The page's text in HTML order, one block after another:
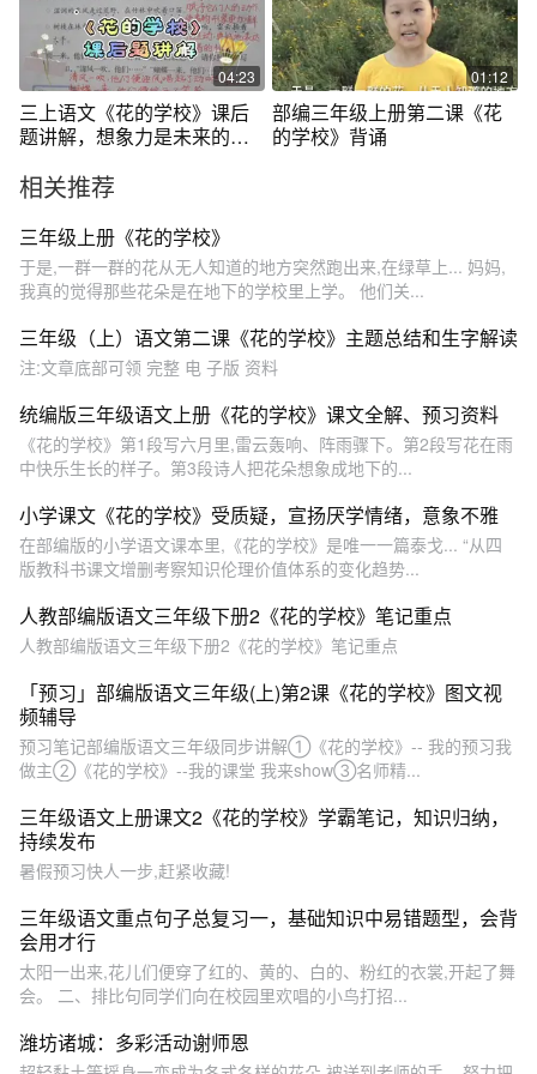
04:23
三上语文《花的学校》课后
题讲解，想象力是未来的核
01:12
部编三年级上册第二课《花
的学校》背诵
相关推荐
三年级上册《花的学校》
于是,一群一群的花从无人知道的地方突然跑出来,在绿草上... 妈妈,
我真的觉得那些花朵是在地下的学校里上学。 他们关...
三年级（上）语文第二课《花的学校》主题总结和生字解读
注:文章底部可领 完整 电 子版 资料
统编版三年级语文上册《花的学校》课文全解、预习资料
《花的学校》第1段写六月里,雷云轰响、阵雨骤下。第2段写花在雨
中快乐生长的样子。第3段诗人把花朵想象成地下的...
小学课文《花的学校》受质疑，宣扬厌学情绪，意象不雅
在部编版的小学语文课本里,《花的学校》是唯一一篇泰戈... “从四
版教科书课文增删考察知识伦理价值体系的变化趋势...
人教部编版语文三年级下册2《花的学校》笔记重点
人教部编版语文三年级下册2《花的学校》笔记重点
「预习」部编版语文三年级(上)第2课《花的学校》图文视
频辅导
预习笔记部编版语文三年级同步讲解①《花的学校》-- 我的预习我
做主②《花的学校》--我的课堂 我来show③名师精...
三年级语文上册课文2《花的学校》学霸笔记，知识归纳，
持续发布
暑假预习快人一步,赶紧收藏!
三年级语文重点句子总复习一，基础知识中易错题型，会背
会用才行
太阳一出来,花儿们便穿了红的、黄的、白的、粉红的衣裳,开起了舞
会。 二、排比句同学们向在校园里欢唱的小鸟打招...
潍坊诸城：多彩活动谢师恩